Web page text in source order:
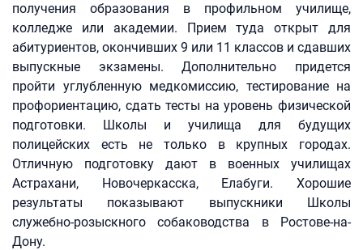
получения образования в профильном училище,
колледже или академии. Прием туда открыт для
абитуриентов, окончивших 9 или 11 классов и сдавших
выпускные экзамены. Дополнительно придется
пройти углубленную медкомиссию, тестирование на
профориентацию, сдать тесты на уровень физической
подготовки. Школы и училища для будущих
полицейских есть не только в крупных городах.
Отличную подготовку дают в военных училищах
Астрахани, Новочеркасска, Елабуги. Хорошие
результаты показывают выпускники Школы
служебно-розыскного собаководства в Ростове-на-
Дону.